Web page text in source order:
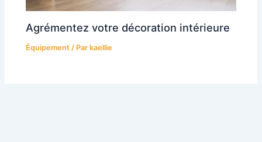
Agrémentez votre décoration intérieure
Équipement / Parkaellie